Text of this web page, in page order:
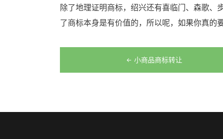
除了地理证明商标，绍兴还有喜临门、森歌、
了商标本身是有价值的，所以呢，如果你真的
章
航
小商品商标转让